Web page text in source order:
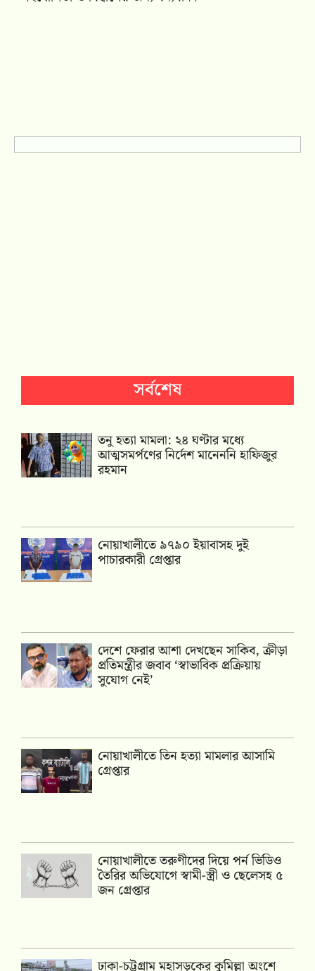
সর্বশেষ
তনু হত্যা মামলা: ২৪ ঘণ্টার মধ্যে
আত্মসমর্পণের নির্দেশ মানেননি হাফিজুর
রহমান
নোয়াখালীতে ৯৭৯০ ইয়াবাসহ দুই
পাচারকারী গ্রেপ্তার
দেশে ফেরার আশা দেখছেন সাকিব, ক্রীড়া
প্রতিমন্ত্রীর জবাব ‘স্বাভাবিক প্রক্রিয়ায়
সুযোগ নেই’
নোয়াখালীতে তিন হত্যা মামলার আসামি
গ্রেপ্তার
নোয়াখালীতে তরুণীদের দিয়ে পর্ন ভিডিও
তৈরির অভিযোগে স্বামী-স্ত্রী ও ছেলেসহ ৫
জন গ্রেপ্তার
ঢাকা-চট্টগ্রাম মহাসড়কের কুমিল্লা অংশে